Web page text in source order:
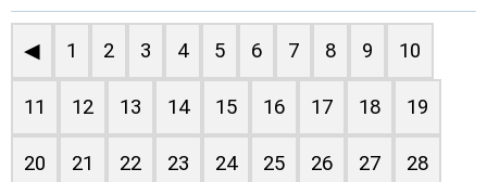
◀ 1 2 3 4 5 6 7 8 9 10
11 12 13 14 15 16 17 18 19
20 21 22 23 24 25 26 27 28